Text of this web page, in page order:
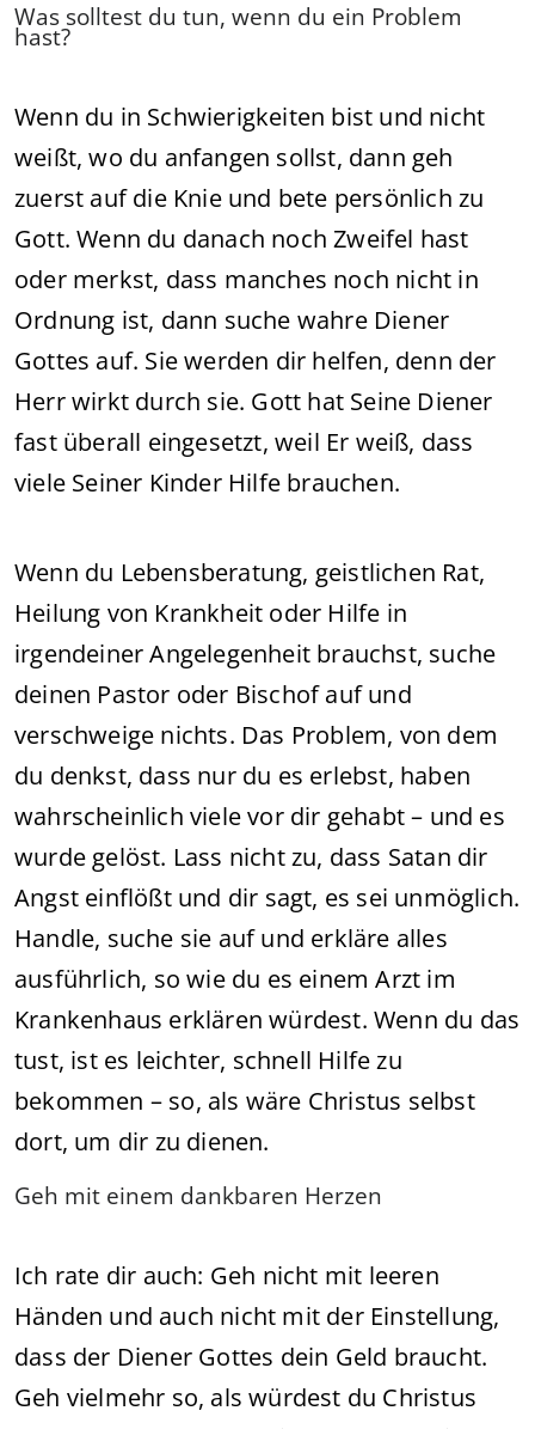
Was solltest du tun, wenn du ein Problem
hast?
Wenn du in Schwierigkeiten bist und nicht
weißt, wo du anfangen sollst, dann geh
zuerst auf die Knie und bete persönlich zu
Gott. Wenn du danach noch Zweifel hast
oder merkst, dass manches noch nicht in
Ordnung ist, dann suche wahre Diener
Gottes auf. Sie werden dir helfen, denn der
Herr wirkt durch sie. Gott hat Seine Diener
fast überall eingesetzt, weil Er weiß, dass
viele Seiner Kinder Hilfe brauchen.
Wenn du Lebensberatung, geistlichen Rat,
Heilung von Krankheit oder Hilfe in
irgendeiner Angelegenheit brauchst, suche
deinen Pastor oder Bischof auf und
verschweige nichts. Das Problem, von dem
du denkst, dass nur du es erlebst, haben
wahrscheinlich viele vor dir gehabt – und es
wurde gelöst. Lass nicht zu, dass Satan dir
Angst einflößt und dir sagt, es sei unmöglich.
Handle, suche sie auf und erkläre alles
ausführlich, so wie du es einem Arzt im
Krankenhaus erklären würdest. Wenn du das
tust, ist es leichter, schnell Hilfe zu
bekommen – so, als wäre Christus selbst
dort, um dir zu dienen.
Geh mit einem dankbaren Herzen
Ich rate dir auch: Geh nicht mit leeren
Händen und auch nicht mit der Einstellung,
dass der Diener Gottes dein Geld braucht.
Geh vielmehr so, als würdest du Christus